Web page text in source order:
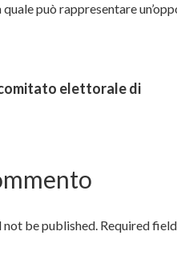
può rappresentare
elettorale di
not be published. Required